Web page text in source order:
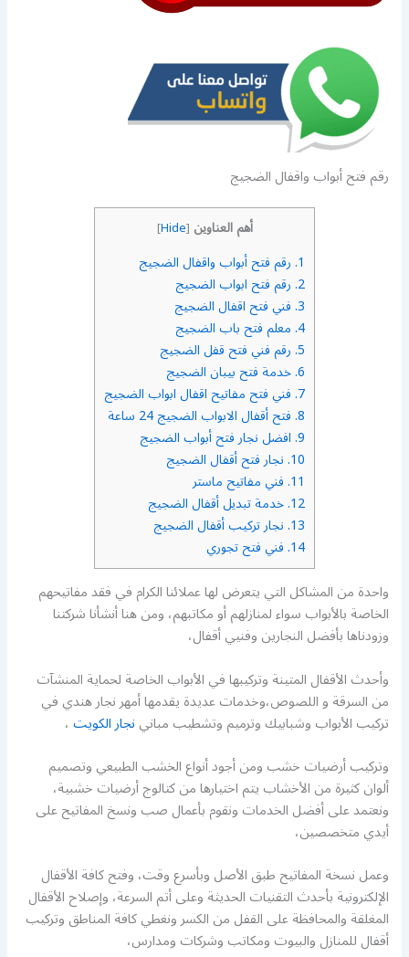
رقم فتح أبواب واقفال الضجيج
أهم العناوين [
Hide
]
1. رقم فتح أبواب واقفال الضجيج
2. رقم فتح ابواب الضجيج
3. فني فتح اقفال الضجيج
4. معلم فتح باب الضجيج
5. رقم فني فتح قفل الضجيج
6. خدمة فتح بيبان الضجيج
7. فني فتح مفاتيح اقفال ابواب الضجيج
8. فتح أقفال الابواب الضجيج 24 ساعة
9. افضل نجار فتح أبواب الضجيج
10. نجار فتح أقفال الضجيج
11. فني مفاتيح ماستر
12. خدمة تبديل أقفال الضجيج
13. نجار تركيب أقفال الضجيج
14. فني فتح تجوري
واحدة من المشاكل التي يتعرض لها عملائنا الكرام في فقد مفاتيحهم
الخاصة بالأبواب سواء لمنازلهم أو مكاتبهم، ومن هنا أنشأنا شركتنا
وزودناها بأفضل النجارين وفنيي أقفال،
وأحدث الأقفال المتينة وتركيبها في الأبواب الخاصة لحماية المنشآت
من السرقة و اللصوص،وخدمات عديدة يقدمها أمهر نجار هندي في
تركيب الأبواب وشبابيك وترميم وتشطيب مبانينجار الكويت،
وتركيب أرضيات خشب ومن أجود أنواع الخشب الطبيعي وتصميم
ألوان كثيرة من الأخشاب يتم اختيارها من كتالوج أرضيات خشبية،
ونعتمد على أفضل الخدمات ونقوم بأعمال صب ونسخ المفاتيح على
أيدي متخصصين،
وعمل نسخة المفاتيح طبق الأصل وبأسرع وقت، وفتح كافة الأقفال
الإلكترونية بأحدث التقنيات الحديثة وعلى أتم السرعة، وإصلاح الأقفال
المغلقة والمحافظة على القفل من الكسر ونغطي كافة المناطق وتركيب
أقفال للمنازل والبيوت ومكاتب وشركات ومدارس،